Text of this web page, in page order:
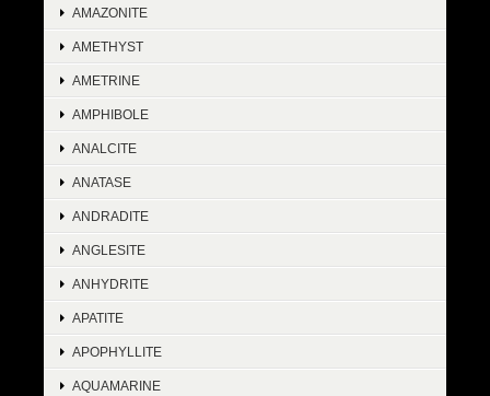
AMAZONITE
AMETHYST
AMETRINE
AMPHIBOLE
ANALCITE
ANATASE
ANDRADITE
ANGLESITE
ANHYDRITE
APATITE
APOPHYLLITE
AQUAMARINE